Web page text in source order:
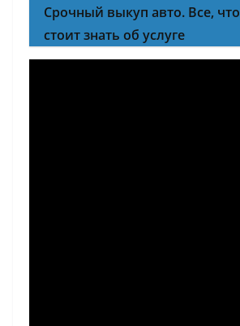
Срочный выкуп авто. Все, что
стоит знать об услуге